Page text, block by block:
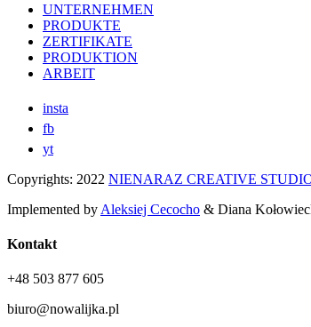
UNTERNEHMEN
PRODUKTE
ZERTIFIKATE
PRODUKTION
ARBEIT
insta
fb
yt
Copyrights: 2022 NIENARAZ CREATIVE
Implemented by Aleksiej Cecocho & Diana
Kontakt
+48 503 877 605
biuro@nowalijka.pl